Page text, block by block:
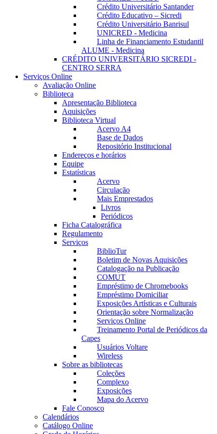
Crédito Universitário Santander
Crédito Educativo – Sicredi
Crédito Universitário Banrisul
UNICRED - Medicina
Linha de Financiamento Estudantil
ALUME - Medicina
CRÉDITO UNIVERSITÁRIO SICREDI -
CENTRO SERRA
Serviços Online
Avaliação Online
Biblioteca
Apresentação Biblioteca
Aquisições
Biblioteca Virtual
Acervo A4
Base de Dados
Repositório Institucional
Endereços e horários
Equipe
Estatísticas
Acervo
Circulação
Mais Emprestados
Livros
Periódicos
Ficha Catalográfica
Regulamento
Serviços
BiblioTur
Boletim de Novas Aquisições
Catalogação na Publicação
COMUT
Empréstimo de Chromebooks
Empréstimo Domiciliar
Exposições Artísticas e Culturais
Orientação sobre Normalização
Serviços Online
Treinamento Portal de Periódicos da
Capes
Usuários Voltare
Wireless
Sobre as bibliotecas
Coleções
Complexo
Exposições
Mapa do Acervo
Fale Conosco
Calendários
Catálogo Online